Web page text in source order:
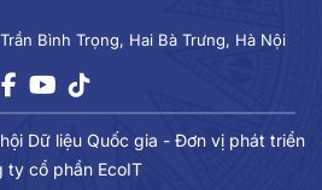
Bình Trọng, Hai Bà Trưng, Hà Nội
Dữ liệu Quốc gia - Đơn vị phát triển
ty cổ phần EcoIT